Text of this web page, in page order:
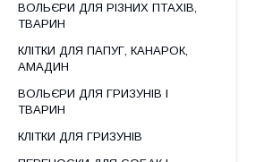
ВОЛЬЄРИ ДЛЯ РІЗНИХ ПТАХІВ,
ТВАРИН
КЛІТКИ ДЛЯ ПАПУГ, КАНАРОК,
АМАДИН
ВОЛЬЄРИ ДЛЯ ГРИЗУНІВ І
ТВАРИН
КЛІТКИ ДЛЯ ГРИЗУНІВ